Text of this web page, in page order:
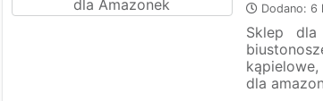
Dodano: 6
Sklep
dla